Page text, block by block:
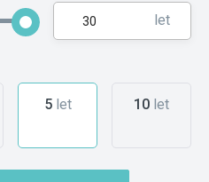
let
5let 10 let